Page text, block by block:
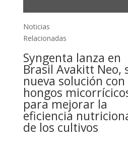
Noticias
Relacionadas
Syngenta lanza en
Brasil Avakitt Neo,
nueva solución con
hongos
para mejorar la
eficiencia
de los cultivos